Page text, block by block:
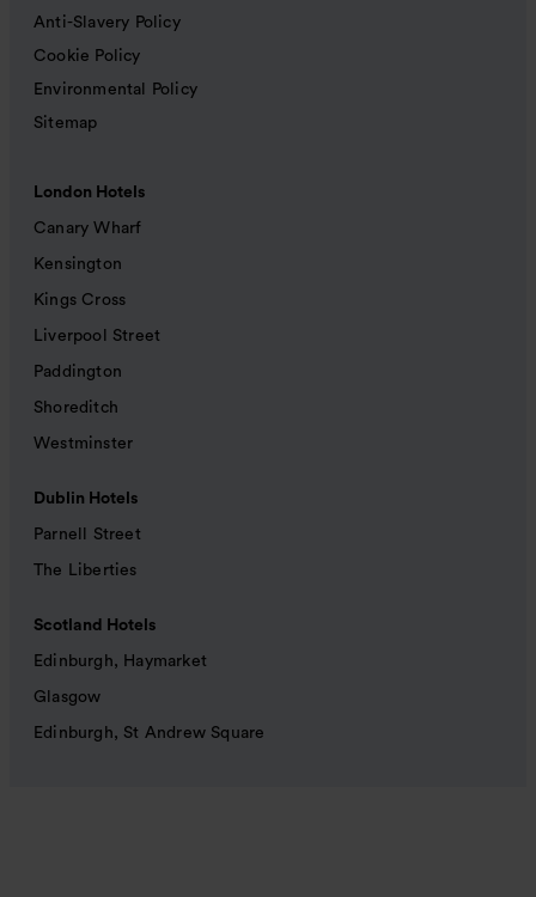
Anti-Slavery Policy
Cookie Policy
Environmental Policy
Sitemap
London Hotels
Canary Wharf
Kensington
Kings Cross
Liverpool Street
Paddington
Shoreditch
Westminster
Dublin Hotels
Parnell Street
The Liberties
Scotland Hotels
Edinburgh, Haymarket
Glasgow
Edinburgh, St Andrew Square